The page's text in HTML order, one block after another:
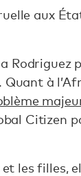
aux
Rodriguez
à
Citizen
les filles,